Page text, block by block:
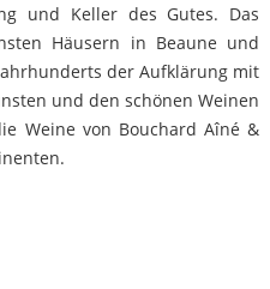
und Keller des Gutes. Das
Häusern in Beaune und
der Aufklärung mit
und den schönen Weinen
Weine von Bouchard Aîné &